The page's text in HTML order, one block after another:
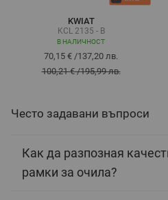
KWIAT
KCL 2135 - B
В НАЛИЧНОСТ
70,15 € /137,20 лв.
100,21 €/195,99 лв.
Често задавани въпроси
Как да разпозная
рамки за очила?